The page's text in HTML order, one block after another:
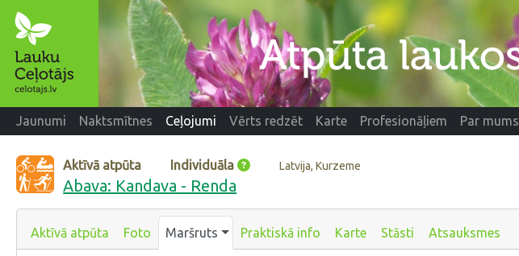
Jaunumi Naktsmītnes Ceļojumi Vērts redzēt Karte Profesionāļiem Par mums
Aktīvā atpūta Individuāla Latvija, Kurzeme
Abava: Kandava - Renda
Aktīvā atpūta Foto Maršruts Praktiskā info Karte Stāsti Atsauksmes